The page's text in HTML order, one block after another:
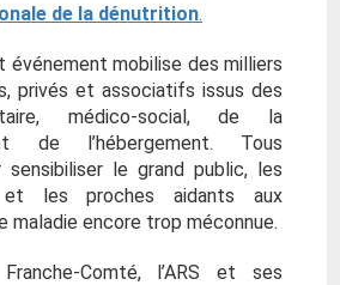
de la dénutrition.
événement mobilise des milliers
privés et associatifs issus des
médico-social, de la
de l’hébergement. Tous
sensibiliser le grand public, les
et les proches aidants aux
maladie encore trop méconnue.
Comté, l’ARS et ses